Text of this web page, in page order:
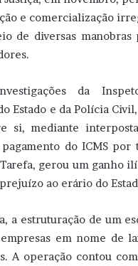
e comercialização
de diversas
da
Estado e da Polícia
si, mediante
do ICMS
gerou um ganho
ao erário do
a estruturação de um
em nome de
A operação contou